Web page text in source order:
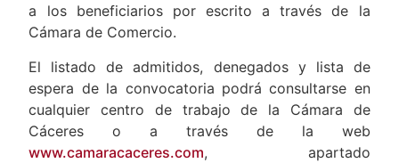
a los beneficiarios por escrito a través de la
Cámara de Comercio.
El listado de admitidos, denegados y lista de
espera de la convocatoria podrá consultarse en
cualquier centro de trabajo de la Cámara de
Cáceres o a través de la web
www.camaracaceres.com, apartado